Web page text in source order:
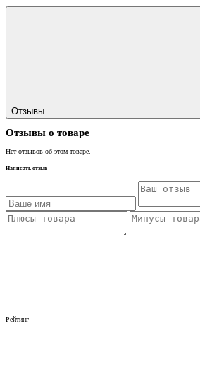
Отзывы
Отзывы о товаре
Нет отзывов об этом товаре.
Написать отзыв
Рейтинг